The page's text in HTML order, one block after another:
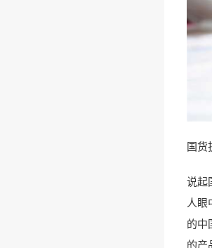
国货
说起
人眼
的中
的产